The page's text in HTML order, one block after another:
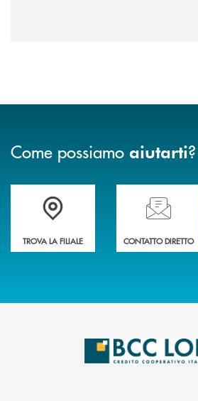
negoziazione esclusiva per la
Come possiamo aiutarti?
Trova la filiale più vicina a Te
TROVA LA FILIALE
Hai bisogno di
CONTATTO DIRETTO